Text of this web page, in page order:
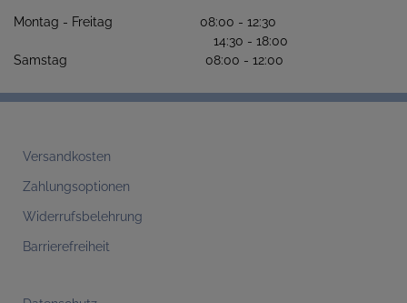
Montag - Freitag 08:00 - 12:30
14:30 - 18:00
Samstag 08:00 - 12:00
Versandkosten
Zahlungsoptionen
Widerrufsbelehrung
Barrierefreiheit